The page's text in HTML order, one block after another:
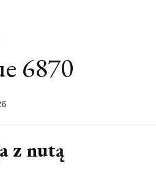
6870
z nutą